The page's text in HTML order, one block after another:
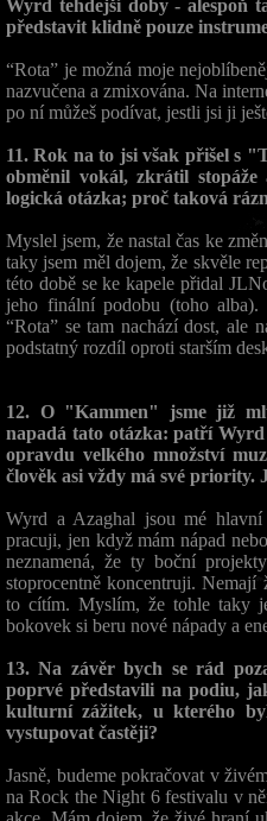
Wyrd tehdejší doby - alespoň
představit klidně pouze
“Rota” je možná moje
nazvučena a zmixována. Na
po ní můžeš podívat, jestli jsi ji
11. Rok na to jsi však přišel s
obměnil vokál, zkrátil
logická otázka; proč taková
Myslel jsem, že nastal čas ke
taky jsem měl dojem, že skvěle
této době se ke kapele přidal
jeho finální podobu (toho
“Rota” se tam nachází dost, ale
podstatný rozdíl oproti starším
12. O "Kammen" jsme již
napadá tato otázka: patří
opravdu velkého množství
člověk asi vždy má své priority.
Wyrd a Azaghal jsou mé
pracuji, jen když mám nápad
neznamená, že ty boční
stoprocentně koncentruji.
to cítím. Myslím, že tohle taky
bokovek si beru nové nápady a
13. Na závěr bych se rád
poprvé představili na podiu,
kulturní zážitek, u kterého
vystupovat častěji?
Jasně, budeme pokračovat v
na Rock the Night 6 festivalu v